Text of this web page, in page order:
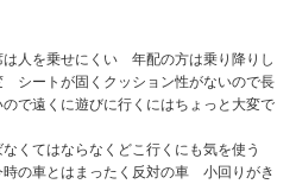
人を乗せにくい 年配の方は乗り降りし
ートが固くクッション性がないので長
で遠くに遊びに行くにはちょっと大変で
くてはならなくどこ行くにも気を使う
の車とはまったく反対の車 小回りがき